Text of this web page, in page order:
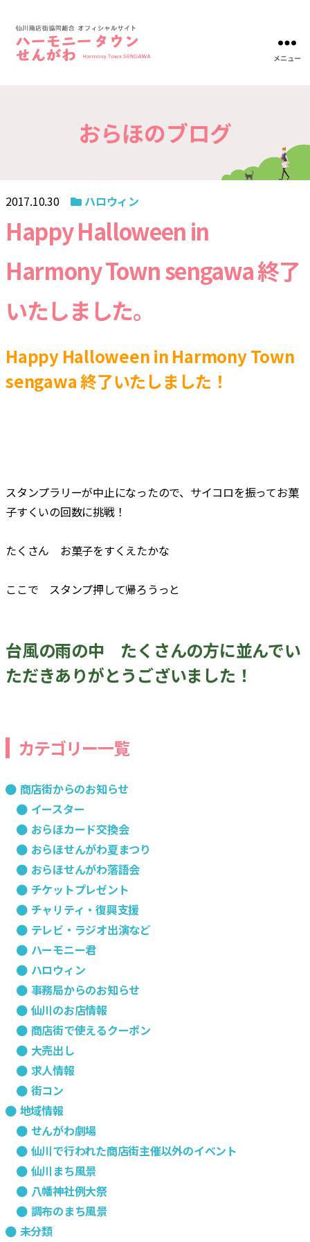
川-
仙
川
商
街
協
組
合
メニュー
おらほのブログ
2017.10.30 ハロウィン
Happy Halloween in
Harmony Town sengawa 終了
いたしました。
Happy Halloween in Harmony Town
sengawa 終了いたしました！
スタンプラリーが中止になったので、サイコロを振ってお菓
子すくいの回数に挑戦！
たくさん お菓子をすくえたかな
ここで スタンプ押して帰ろうっと
台風の雨の中 たくさんの方に並んでい
ただきありがとうございました！
カテゴリー一覧
商店街からのお知らせ
イースター
おらほカード交換会
おらほせんがわ夏まつり
おらほせんがわ落語会
チケットプレゼント
チャリティ・復興支援
テレビ・ラジオ出演など
ハーモニー君
ハロウィン
事務局からのお知らせ
仙川のお店情報
商店街で使えるクーポン
大売出し
求人情報
街コン
地域情報
せんがわ劇場
仙川で行われた商店街主催以外のイベント
仙川まち風景
八幡神社例大祭
調布のまち風景
未分類